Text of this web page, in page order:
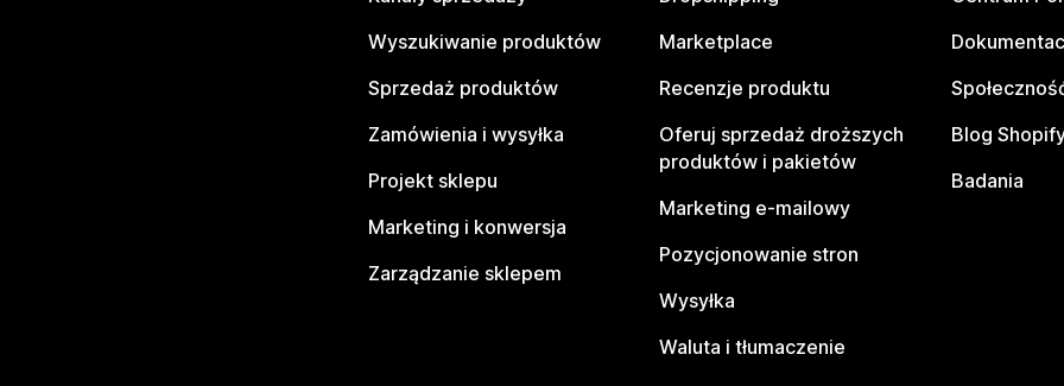
Wyszukiwanie produktów
Sprzedaż produktów
Zamówienia i wysyłka
Projekt sklepu
Marketing i konwersja
Zarządzanie sklepem
Marketplace
Recenzje produktu
Oferuj sprzedaż droższych
produktów i pakietów
Marketing e-mailowy
Pozycjonowanie stron
Wysyłka
Waluta i tłumaczenie
Blog
Badania